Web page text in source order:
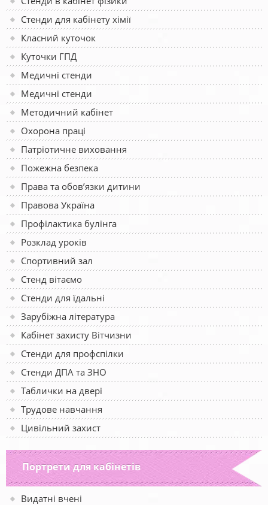
Стенди для кабінету хімії
Класний куточок
Куточки ГПД
Медичні стенди
Медичні стенди
Методичний кабінет
Охорона праці
Патріотичне виховання
Пожежна безпека
Права та обов’язки дитини
Правова Україна
Профілактика булінга
Розклад уроків
Спортивний зал
Стенд вітаємо
Стенди для їдальні
Зарубіжна література
Кабінет захисту Вітчизни
Стенди для профспілки
Стенди ДПА та ЗНО
Таблички на двері
Трудове навчання
Цивільний захист
Портрети для кабінетів
Видатні вчені